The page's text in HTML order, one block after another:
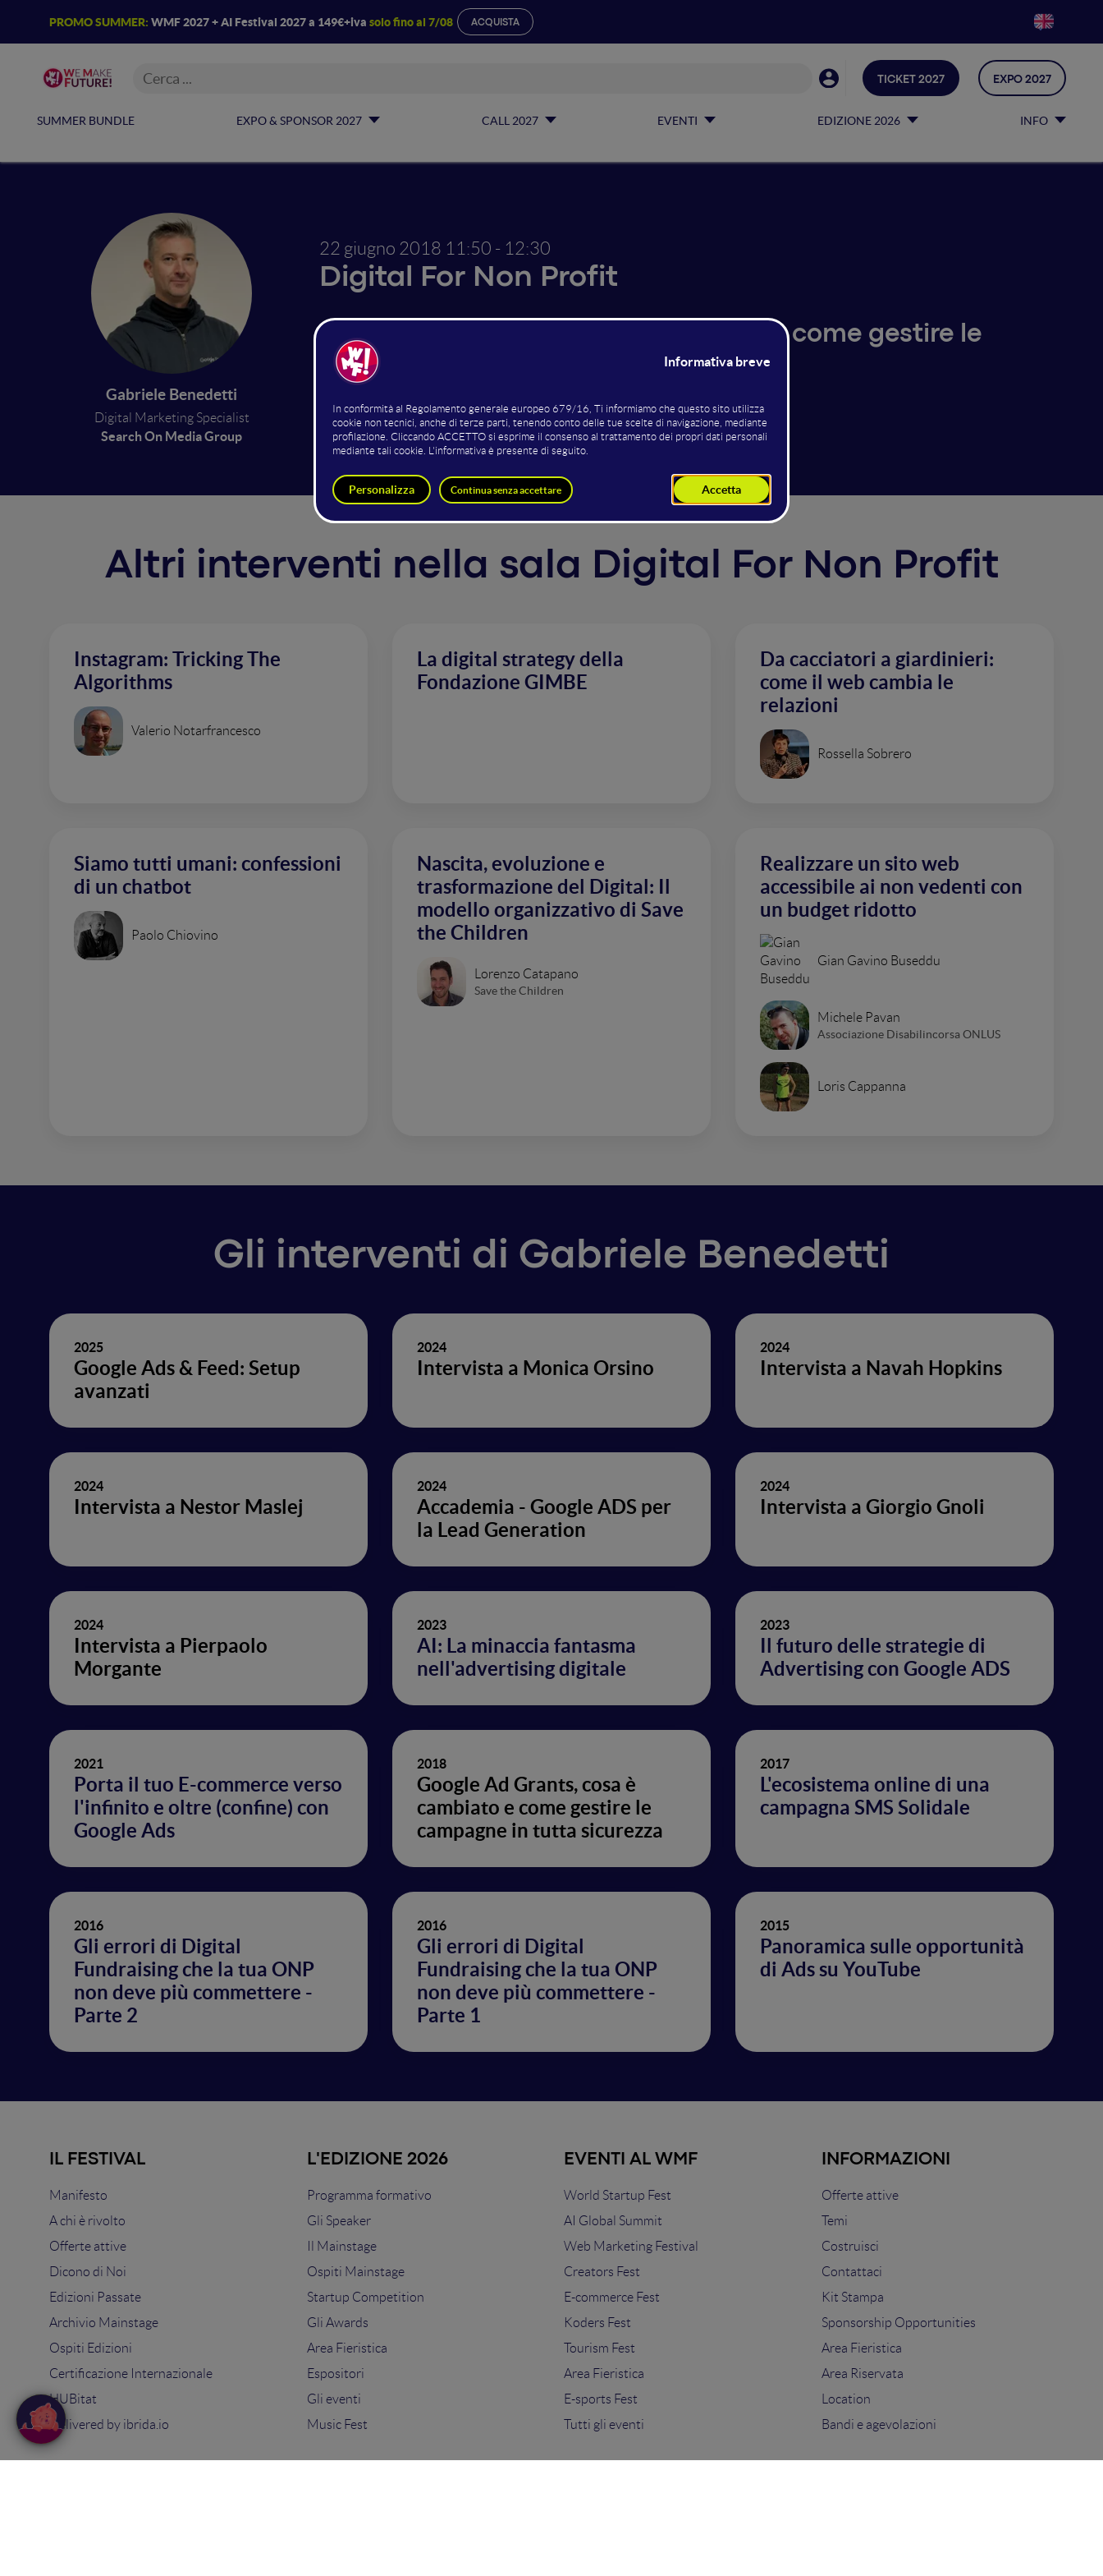
PROMO SUMMER: WMF 2027 + AI Festival 2027 a 149€+iva solo fino al 7/08 ACQUISTA
SUMMER BUNDLE EXPO & SPONSOR 2027 CALL 2027 EVENTI EDIZIONE 2026 INFO
TICKET 2027 EXPO 2027
Gabriele Benedetti
Digital Marketing Specialist
Search On Media Group
22 giugno 2018 11:50 - 12:30
Digital For Non Profit
Google Ad Grants, cosa è cambiato e come gestire le
campagne in tutta sicurezza
Altri interventi nella sala Digital For Non Profit
Instagram: Tricking The
Algorithms
Valerio Notarfrancesco
La digital strategy della
Fondazione GIMBE
Da cacciatori a giardinieri:
come il web cambia le
relazioni
Rossella Sobrero
Siamo tutti umani: confessioni
di un chatbot
Paolo Chiovino
Nascita, evoluzione e
trasformazione del Digital: Il
modello organizzativo di Save
the Children
Lorenzo Catapano
Save the Children
Realizzare un sito web
accessibile ai non vedenti con
un budget ridotto
Gian Gavino Buseddu
Michele Pavan
Associazione Disabilincorsa ONLUS
Loris Cappanna
Gli interventi di Gabriele Benedetti
2025
Google Ads & Feed: Setup
avanzati
2024
Intervista a Monica Orsino
2024
Intervista a Navah Hopkins
2024
Intervista a Nestor Maslej
2024
Accademia - Google ADS per
la Lead Generation
2024
Intervista a Giorgio Gnoli
2024
Intervista a Pierpaolo
Morgante
2023
AI: La minaccia fantasma
nell'advertising digitale
2023
Il futuro delle strategie di
Advertising con Google ADS
2021
Porta il tuo E-commerce verso
l'infinito e oltre (confine) con
Google Ads
2018
Google Ad Grants, cosa è
cambiato e come gestire le
campagne in tutta sicurezza
2017
L'ecosistema online di una
campagna SMS Solidale
2016
Gli errori di Digital
Fundraising che la tua ONP
non deve più commettere -
Parte 2
2016
Gli errori di Digital
Fundraising che la tua ONP
non deve più commettere -
Parte 1
2015
Panoramica sulle opportunità
di Ads su YouTube
IL FESTIVAL
Manifesto
A chi è rivolto
Offerte attive
Dicono di Noi
Edizioni Passate
Archivio Mainstage
Ospiti Edizioni
Certificazione Internazionale
HUBitat
Delivered by ibrida.io
L'EDIZIONE 2026
Programma formativo
Gli Speaker
Il Mainstage
Ospiti Mainstage
Startup Competition
Gli Awards
Area Fieristica
Espositori
Gli eventi
Music Fest
EVENTI AL WMF
World Startup Fest
AI Global Summit
Web Marketing Festival
Creators Fest
E-commerce Fest
Koders Fest
Tourism Fest
Area Fieristica
E-sports Fest
Tutti gli eventi
INFORMAZIONI
Offerte attive
Temi
Costruisci
Contattaci
Kit Stampa
Sponsorship Opportunities
Area Fieristica
Area Riservata
Location
Bandi e agevolazioni